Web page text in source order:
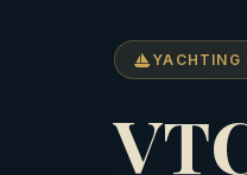
YACHTING